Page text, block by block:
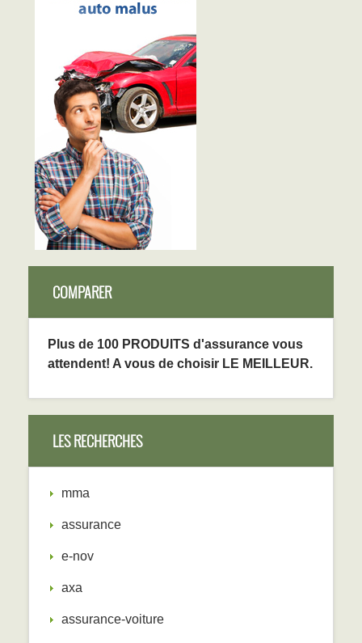
COMPARER
Plus de 100 PRODUITS d'assurance vous
attendent! A vous de choisir LE MEILLEUR.
LES RECHERCHES
mma
assurance
e-nov
axa
assurance-voiture